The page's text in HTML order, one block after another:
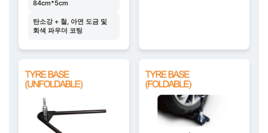
84cm*5cm
탄소강 + 철, 아연 도금 및
회색 파우더 코팅